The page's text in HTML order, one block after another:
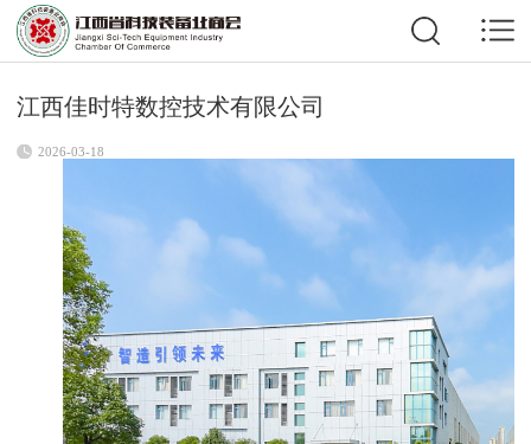
江西佳时特数控技术有限公司
2026-03-18